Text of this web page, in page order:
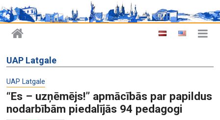
UAP Latgale
UAP Latgale
“Es – uzņēmējs!” apmācībās par papildus
nodarbībām piedalījās 94 pedagogi